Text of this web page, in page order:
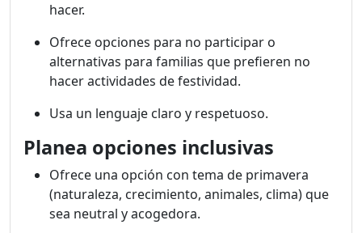
hacer.
Ofrece opciones para no participar o
alternativas para familias que prefieren no
hacer actividades de festividad.
Usa un lenguaje claro y respetuoso.
Planea opciones inclusivas
Ofrece una opción con tema de primavera
(naturaleza, crecimiento, animales, clima) que
sea neutral y acogedora.